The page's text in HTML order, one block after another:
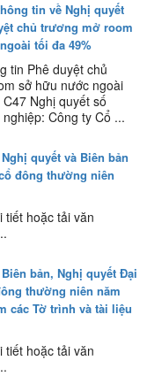
tin về Nghị quyết
chủ trương mở room
tối đa 49%
tin Phê duyệt chủ
sở hữu nước ngoài
Nghị quyết số
Công ty Cổ ...
quyết và Biên bản
đông thường niên
tiết hoặc tải văn
bản, Nghị quyết Đại
thường niên năm
các Tờ trình và tài liệu
tiết hoặc tải văn